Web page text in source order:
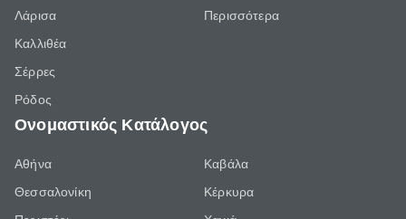
Λάρισα
Καλλιθέα
Σέρρες
Ρόδος
Περισσότερα
Ονομαστικός Κατάλογος
Αθήνα
Θεσσαλονίκη
Καβάλα
Κέρκυρα